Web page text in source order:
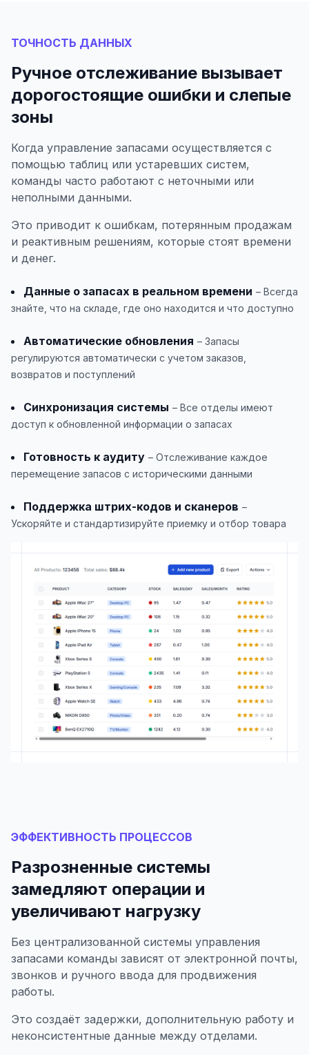
ТОЧНОСТЬ ДАННЫХ
Ручное отслеживание вызывает
дорогостоящие ошибки и слепые
зоны
Когда управление запасами осуществляется с
помощью таблиц или устаревших систем,
команды часто работают с неточными или
неполными данными.
Это приводит к ошибкам, потерянным продажам
и реактивным решениям, которые стоят времени
и денег.
Данные о запасах в реальном времени – Всегда
знайте, что на складе, где оно находится и что доступно
Автоматические обновления – Запасы
регулируются автоматически с учетом заказов,
возвратов и поступлений
Синхронизация системы – Все отделы имеют
доступ к обновленной информации о запасах
Готовность к аудиту – Отслеживание каждое
перемещение запасов с историческими данными
Поддержка штрих-кодов и сканеров –
Ускоряйте и стандартизируйте приемку и отбор товара
ЭФФЕКТИВНОСТЬ ПРОЦЕССОВ
Разрозненные системы
замедляют операции и
увеличивают нагрузку
Без централизованной системы управления
запасами команды зависят от электронной почты,
звонков и ручного ввода для продвижения
работы.
Это создаёт задержки, дополнительную работу и
неконсистентные данные между отделами.